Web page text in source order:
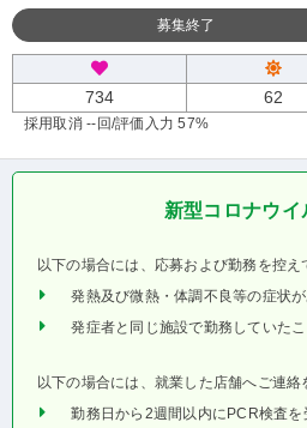
募集終了
734 62
採用取消 --回/評価入力 57%
新型コロナウ
以下の場合には、応募および勤務を控え
発熱及び微熱・体調不良等の症状
発症者と同じ施設で勤務していた
以下の場合には、就業した店舗へご連絡
勤務日から2週間以内にPCR検査